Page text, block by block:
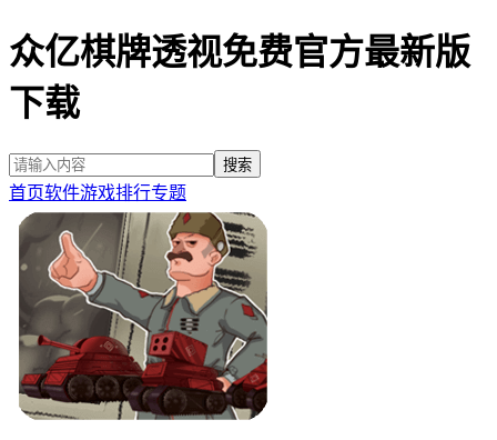
众亿棋牌透视免费官方最新版
下载
首页软件游戏排行专题